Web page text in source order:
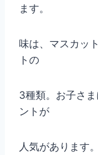
ます。
味は、マスカッ
トの
3種類。お子さ
ントが
人気があります。